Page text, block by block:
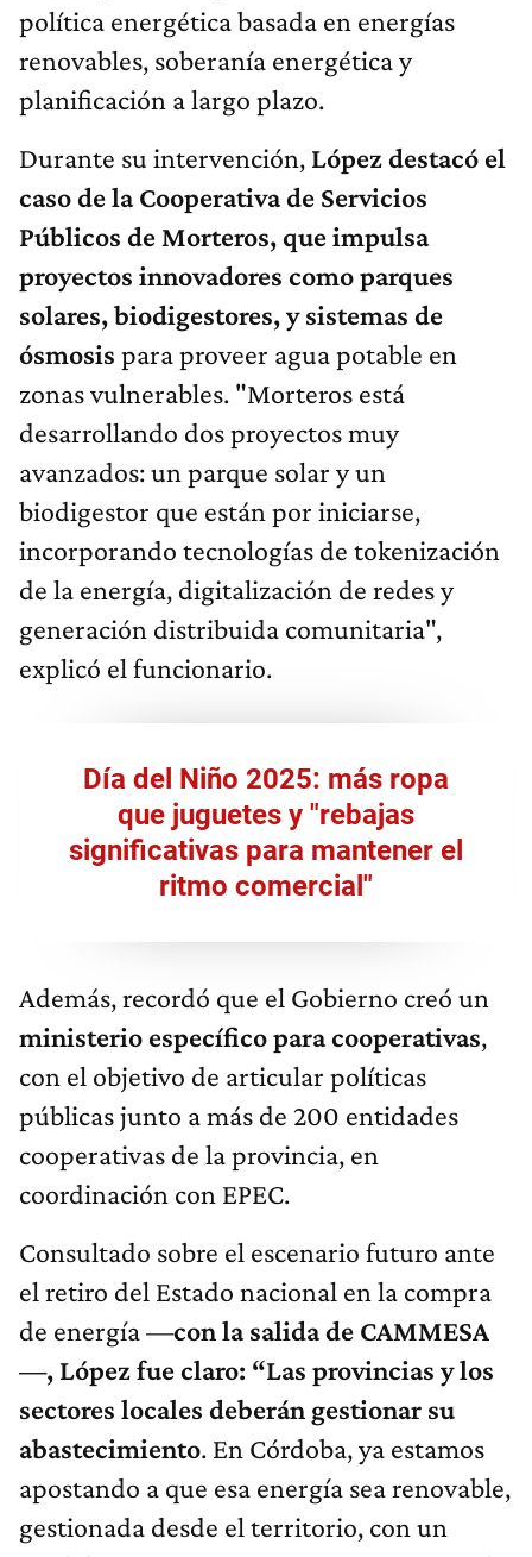
política energética basada en energías
renovables, soberanía energética y
planificación a largo plazo.
Durante su intervención, López destacó el
caso de la Cooperativa de Servicios
Públicos de Morteros, que impulsa
proyectos innovadores como parques
solares, biodigestores, y sistemas de
ósmosis para proveer agua potable en
zonas vulnerables. "Morteros está
desarrollando dos proyectos muy
avanzados: un parque solar y un
biodigestor que están por iniciarse,
incorporando tecnologías de tokenización
de la energía, digitalización de redes y
generación distribuida comunitaria",
explicó el funcionario.
Día del Niño 2025: más ropa
que juguetes y "rebajas
significativas para mantener el
ritmo comercial"
Además, recordó que el Gobierno creó un
ministerio específico para cooperativas,
con el objetivo de articular políticas
públicas junto a más de 200 entidades
cooperativas de la provincia, en
coordinación con EPEC.
Consultado sobre el escenario futuro ante
el retiro del Estado nacional en la compra
de energía —con la salida de CAMMESA
—, López fue claro: “Las provincias y los
sectores locales deberán gestionar su
abastecimiento. En Córdoba, ya estamos
apostando a que esa energía sea renovable,
gestionada desde el territorio, con un